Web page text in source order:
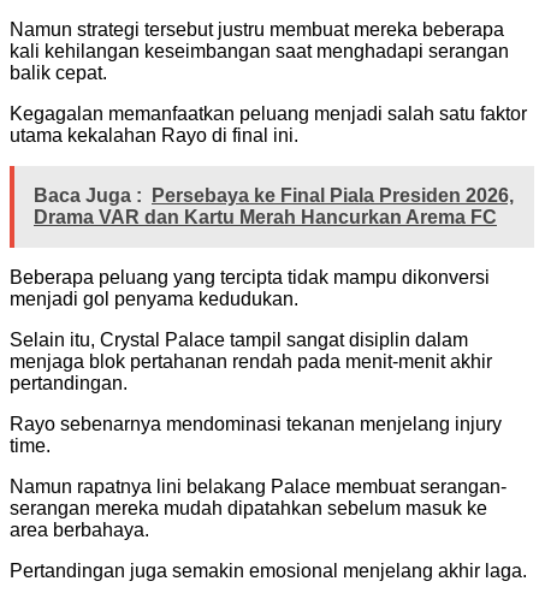
Namun strategi tersebut justru membuat mereka beberapa
kali kehilangan keseimbangan saat menghadapi serangan
balik cepat.
Kegagalan memanfaatkan peluang menjadi salah satu faktor
utama kekalahan Rayo di final ini.
Baca Juga :
Persebaya ke Final Piala Presiden 2026,
Drama VAR dan Kartu Merah Hancurkan Arema FC
Beberapa peluang yang tercipta tidak mampu dikonversi
menjadi gol penyama kedudukan.
Selain itu, Crystal Palace tampil sangat disiplin dalam
menjaga blok pertahanan rendah pada menit-menit akhir
pertandingan.
Rayo sebenarnya mendominasi tekanan menjelang injury
time.
Namun rapatnya lini belakang Palace membuat serangan-
serangan mereka mudah dipatahkan sebelum masuk ke
area berbahaya.
Pertandingan juga semakin emosional menjelang akhir laga.